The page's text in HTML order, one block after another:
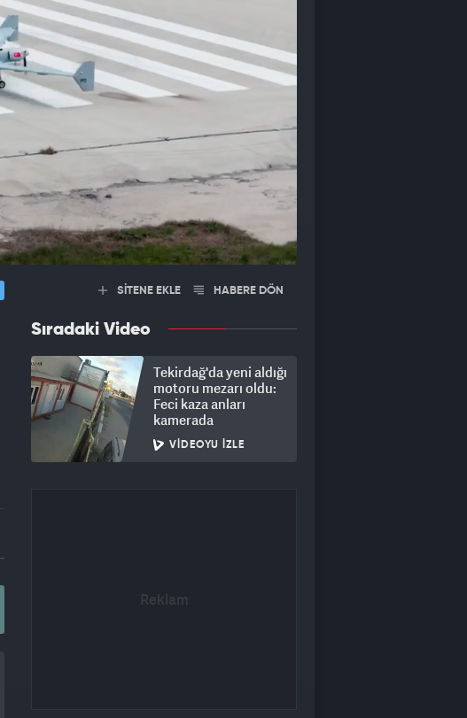
SİTENE EKLE HABERE DÖN
Sıradaki Video
Tekirdağ'da yeni aldığı
motoru mezarı oldu:
Feci kaza anları
kamerada
VIDEOYU İZLE